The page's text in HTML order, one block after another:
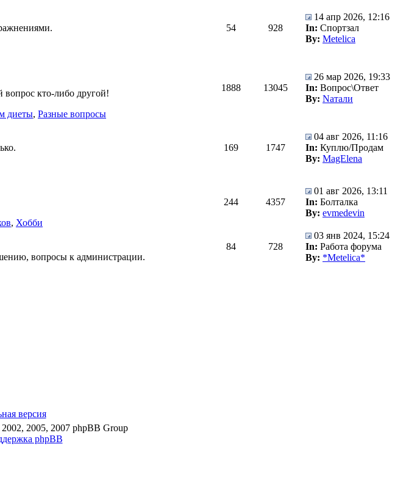
54 928
14 апр 2026, 12:16
In: Спортзал
By: Metelica
вопрос кто-либо другой!
диеты, Разные вопросы
1888 13045
26 мар 2026, 19:33
In: Вопрос\Ответ
By: Nатали
169 1747
04 авг 2026, 11:16
In: Куплю/Продам
By: MagElena
, Хобби
244 4357
01 авг 2026, 13:11
In: Болталка
By: evmedevin
вопросы к администрации.
84 728
03 янв 2024, 15:24
In: Работа форума
By: *Metelica*
версия
2005, 2007 phpBB Group
phpBB